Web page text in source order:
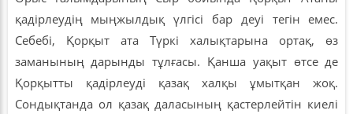
қадірлеудің мыңжылдық үлгісі бар деуі тегін емес.
Себебі, Қорқыт ата Түркі халықтарына ортақ, өз
заманының дарынды тұлғасы. Қанша уақыт өтсе де
Қорқытты қадірлеуді қазақ халқы ұмытқан жоқ.
Сондықтанда ол қазақ даласының қастерлейтін киелі